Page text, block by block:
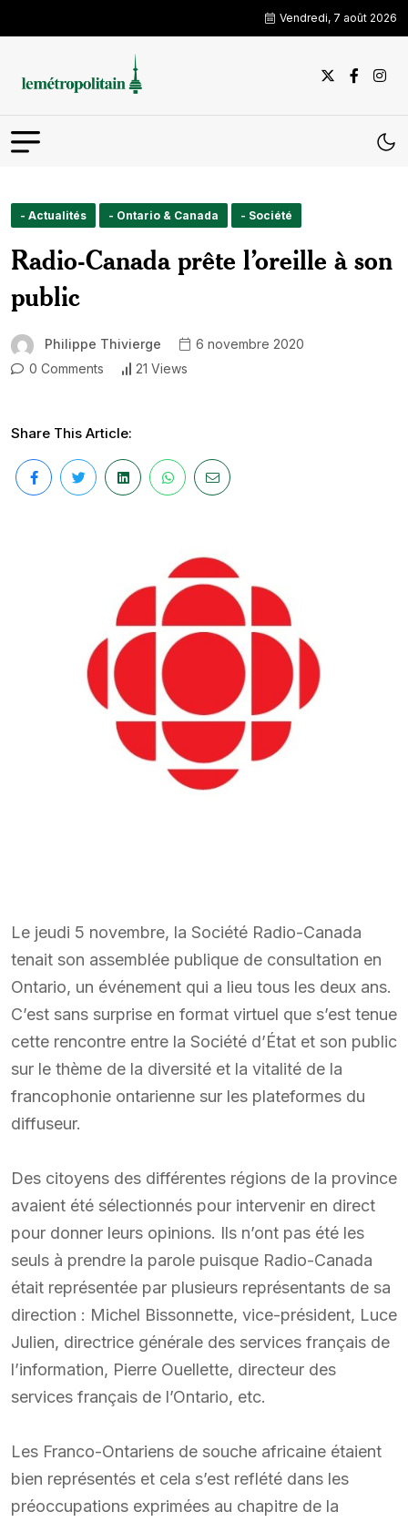
Vendredi, 7 août 2026
- Actualités - Ontario & Canada - Société
Radio-Canada prête l’oreille à son
public
Philippe Thivierge
6 novembre 2020
0 Comments
21 Views
Share This Article:
Le jeudi 5 novembre, la Société Radio-Canada
tenait son assemblée publique de consultation en
Ontario, un événement qui a lieu tous les deux ans.
C’est sans surprise en format virtuel que s’est tenue
cette rencontre entre la Société d’État et son public
sur le thème de la diversité et la vitalité de la
francophonie ontarienne sur les plateformes du
diffuseur.
Des citoyens des différentes régions de la province
avaient été sélectionnés pour intervenir en direct
pour donner leurs opinions. Ils n’ont pas été les
seuls à prendre la parole puisque Radio-Canada
était représentée par plusieurs représentants de sa
direction : Michel Bissonnette, vice-président, Luce
Julien, directrice générale des services français de
l’information, Pierre Ouellette, directeur des
services français de l’Ontario, etc.
Les Franco-Ontariens de souche africaine étaient
bien représentés et cela s’est reflété dans les
préoccupations exprimées au chapitre de la